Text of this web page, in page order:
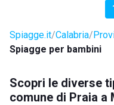
Spiagge.it Calabria
Spiagge per bambini
Scopri le diverse
comune di Praia a